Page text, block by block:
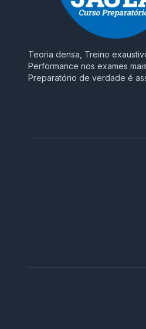
Teoria densa, Treino
Performance nos exames
Preparatório de verdade é